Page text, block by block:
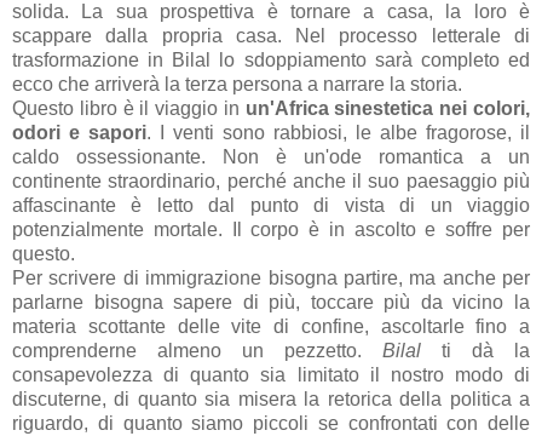
solida. La sua prospettiva è tornare a casa, la loro è
scappare dalla propria casa. Nel processo letterale di
trasformazione in Bilal lo sdoppiamento sarà completo ed
ecco che arriverà la terza persona a narrare la storia.
Questo libro è il viaggio in un'Africa sinestetica nei colori,
odori e sapori. I venti sono rabbiosi, le albe fragorose, il
caldo ossessionante. Non è un'ode romantica a un
continente straordinario, perché anche il suo paesaggio più
affascinante è letto dal punto di vista di un viaggio
potenzialmente mortale. Il corpo è in ascolto e soffre per
questo.
Per scrivere di immigrazione bisogna partire, ma anche per
parlarne bisogna sapere di più, toccare più da vicino la
materia scottante delle vite di confine, ascoltarle fino a
comprenderne almeno un pezzetto. Bilal ti dà la
consapevolezza di quanto sia limitato il nostro modo di
discuterne, di quanto sia misera la retorica della politica a
riguardo, di quanto siamo piccoli se confrontati con delle